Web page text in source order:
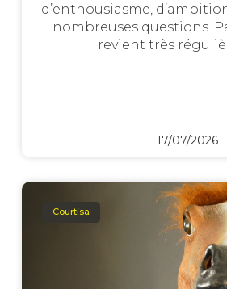
d’enthousiasme,
nombreuses questions.
revient très
17/07/2026
Courtisa